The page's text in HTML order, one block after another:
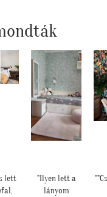
lett
"Ilyen lett a
lányom